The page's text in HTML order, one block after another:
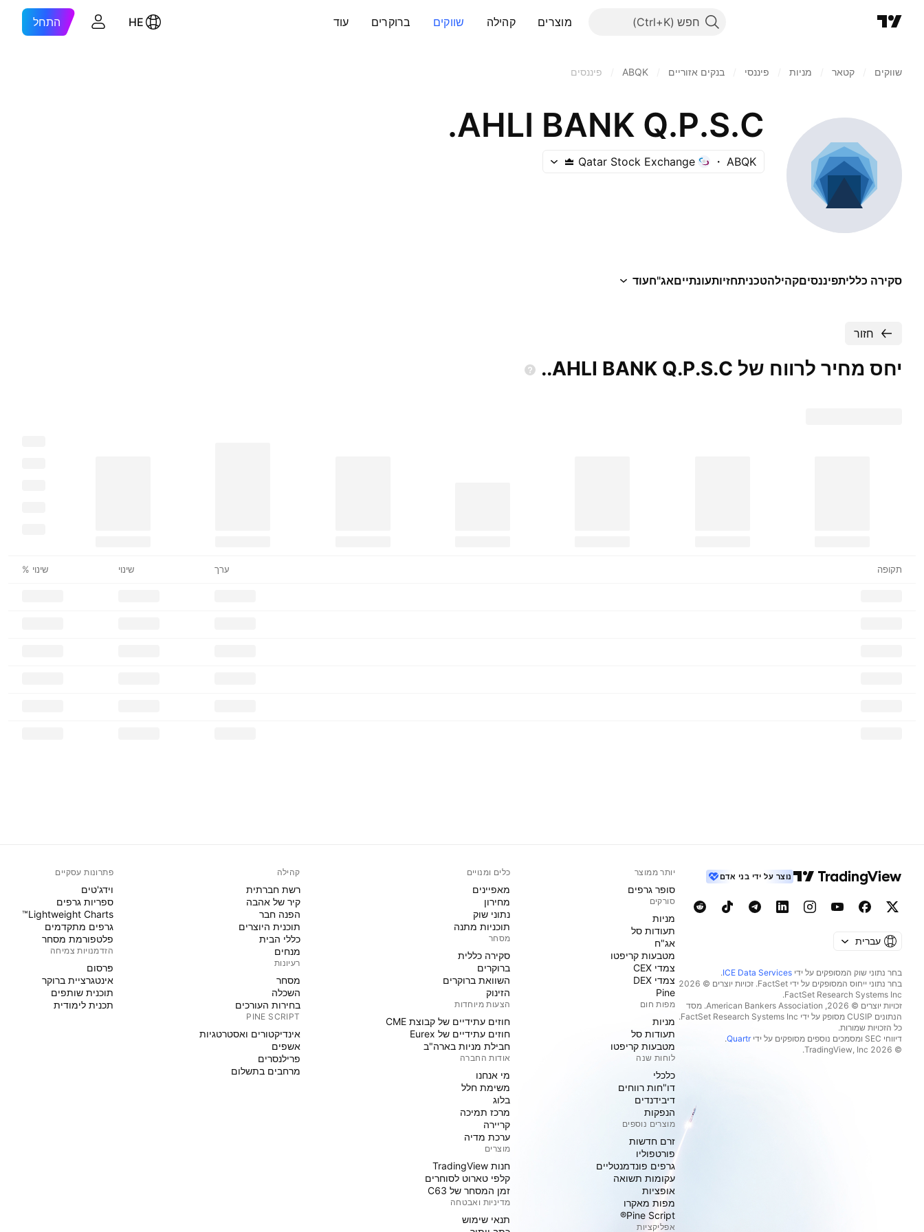
חפש מוצרים קהילה שווקים ברוקרים עוד HE התחל
שווקים קטאר מניות‏ פיננסי בנקים אזוריים ABQK פיננסים
AHLI BANK Q.P.S.C.
ABQK
Qatar Stock Exchange
סקירה כלליתפיננסיםקהילהטכניתחזיותעונתייםאג"חעוד
חזור
יחס מחיר לרווח של AHLI BANK Q.P.S.C..
תקופה ערך שינוי שינוי %
נוצר על ידי בני אדם
עברית
בחר נתוני שוק המסופקים על ידי ICE Data Services
.
בחר נתוני ייחוס המסופקים על ידי FactSet. זכויות יוצרים © 2026
זכויות יוצרים © 2026, ‏American Bankers Association. מסד
הנתונים CUSIP מסופק על ידי FactSet Research Systems Inc.
כל הזכויות שמורות.
דיווחי SEC ומסמכים נוספים מסופקים על ידי
Quartr
.
© 2026 ‏TradingView, Inc.‏
יותר ממוצר
סופר גרפים
סורקים
מניות‏
תעודות סל
אג"ח
מטבעות קריפטו
צמדי CEX
צמדי DEX
Pine
מפות חום
מניות‏
תעודות סל
מטבעות קריפטו
לוחות שנה
כלכלי
דו"חות רווחים
דיבידנדים
הנפקות
מוצרים נוספים
זרם חדשות
פורטפוליו
גרפים פונדמנטליים
עקומות תשואה
אופציות
מפות מאקרו
Pine Script®
אפליקציות
כלים ומנויים
מאפיינים
מחירון
נתוני שוק
תוכניות מתנה
מסחר
סקירה כללית
ברוקרים
השוואת ברוקרים
הזינוק
הצעות מיוחדות
חוזים עתידיים של קבוצת CME
חוזים עתידיים של Eurex
חבילת מניות בארה"ב
אודות החברה
מי אנחנו
משימת חלל
בלוג
מרכז תמיכה
קריירה
ערכת מדיה
מוצרים
חנות TradingView
קלפי טארוט לסוחרים
זמן המסחר של C63
מדיניות ואבטחה
תנאי שימוש
קהילה
רשת חברתית
קיר של אהבה
הפנה חבר
תוכנית היוצרים
כללי הבית
מנחים
רעיונות
מסחר
השכלה
בחירות העורכים
PINE SCRIPT
אינדיקטורים ואסטרטגיות
אשפים
פרילנסרים
מרחבים בתשלום
פתרונות עסקיים
וידג'טים
ספריות גרפים
Lightweight Charts™
גרפים מתקדמים
פלטפורמת מסחר
הזדמנויות צמיחה
פּרסום
אינטגרציית ברוקר
תוכנית שותפים
תכנית לימודית